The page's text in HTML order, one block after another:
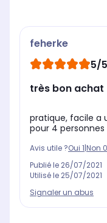
feherke
5/5
très bon achat
pratique, facile a
pour 4 personnes
Avis utile ?Oui 1|Non 0
Publié le 26/07/2021
Utilisé le 25/07/2021
Signaler un abus